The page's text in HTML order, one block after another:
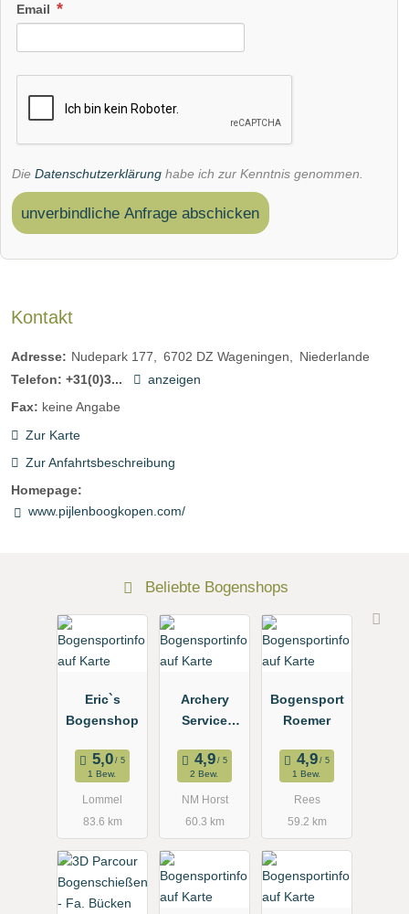
Email
Die Datenschutzerklärung habe ich zur Kenntnis genommen.
unverbindliche Anfrage abschicken
Kontakt
Adresse: Nudepark 177 6702 DZ Wageningen
Niederlande
Telefon: +31(0)3...
anzeigen
Fax: keine Angabe
Zur Karte
Zur Anfahrtsbeschreibung
Homepage:
www.pijlenboogkopen.com/
Beliebte Bogenshops
Eric`s
Bogenshop
1 Bew.
Lommel
83.6 km
Archery
Service
2 Bew.
NM Horst
60.3 km
Bogensport
Roemer
1 Bew.
Rees
59.2 km